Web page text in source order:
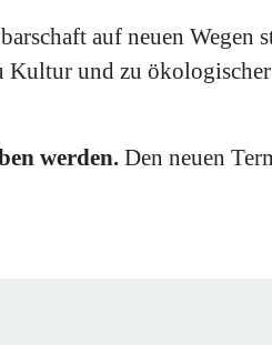
auf neuen Wegen
Kultur und zu
werden. Den neuen